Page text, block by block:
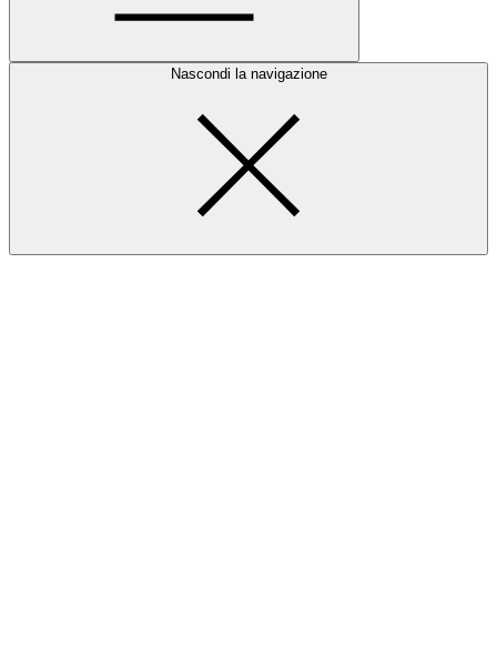
Nascondi la navigazione